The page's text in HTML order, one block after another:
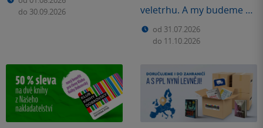
do 30.09.2026
veletrhu. A my budeme u
toho.od 31.07.2026
do 11.10.2026